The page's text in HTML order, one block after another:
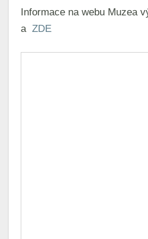
Informace na webu Muzea
a ZDE